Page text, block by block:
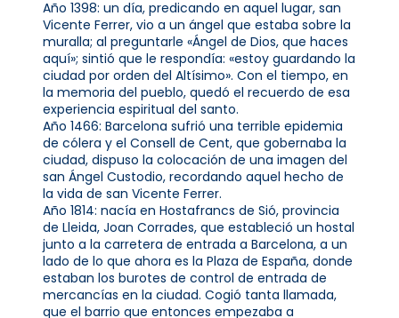
Año 1398: un día, predicando en aquel lugar, san
Vicente Ferrer, vio a un ángel que estaba sobre la
muralla; al preguntarle «Ángel de Dios, que haces
aquí»; sintió que le respondía: «estoy guardando la
ciudad por orden del Altísimo». Con el tiempo, en
la memoria del pueblo, quedó el recuerdo de esa
experiencia espiritual del santo.
Año 1466: Barcelona sufrió una terrible epidemia
de cólera y el Consell de Cent, que gobernaba la
ciudad, dispuso la colocación de una imagen del
san Ángel Custodio, recordando aquel hecho de
la vida de san Vicente Ferrer.
Año 1814: nacía en Hostafrancs de Sió, provincia
de Lleida, Joan Corrades, que estableció un hostal
junto a la carretera de entrada a Barcelona, a un
lado de lo que ahora es la Plaza de España, donde
estaban los burotes de control de entrada de
mercancías en la ciudad. Cogió tanta llamada,
que el barrio que entonces empezaba a